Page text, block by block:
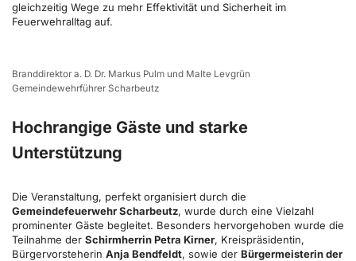
gleichzeitig Wege zu mehr Effektivität und Sicherheit im
Feuerwehralltag auf.
Branddirektor a. D. Dr. Markus Pulm und Malte Levgrün
Gemeindewehrführer Scharbeutz
Hochrangige Gäste und starke
Unterstützung
Die Veranstaltung, perfekt organisiert durch die
Gemeindefeuerwehr Scharbeutz, wurde durch eine Vielzahl
prominenter Gäste begleitet. Besonders hervorgehoben wurde die
Teilnahme der Schirmherrin Petra Kirner, Kreispräsidentin,
Bürgervorsteherin Anja Bendfeldt, sowie der Bürgermeisterin der